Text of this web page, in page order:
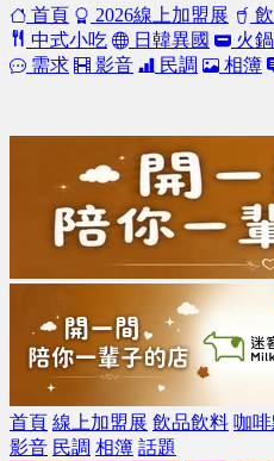
首頁 2026線上加盟展
中式小吃
日韓異國 火
需求
影音 民調 相簿
首頁 線上加盟展 飲品飲料 咖
影音 民調 相簿 話題